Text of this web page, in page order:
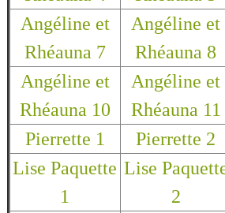
Angéline et
Rhéauna 7
Angéline et
Rhéauna 8
Angéline et
Rhéauna 10
Angéline et
Rhéauna 11
Pierrette 1
Pierrette 2
Lise Paquette
1
Lise
2